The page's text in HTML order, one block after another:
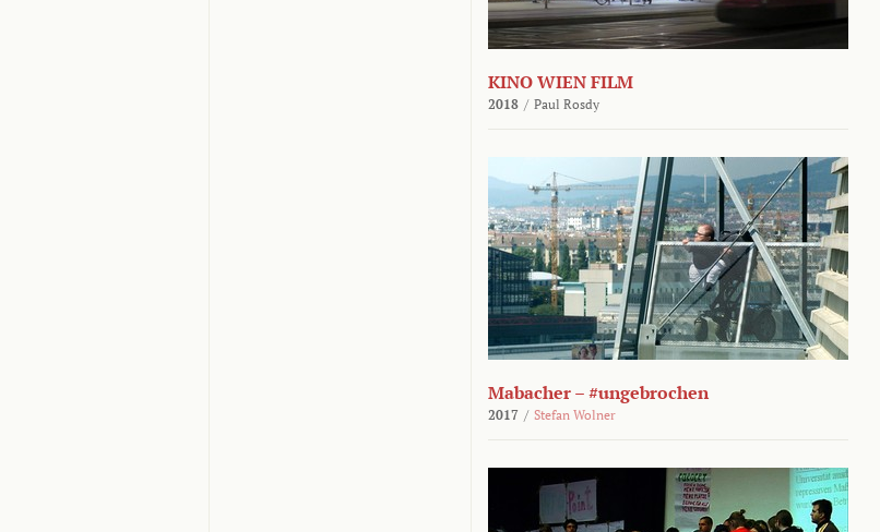
KINO WIEN FILM
2018 / Paul Rosdy
Mabacher – #ungebrochen
2017 / Stefan Wolner